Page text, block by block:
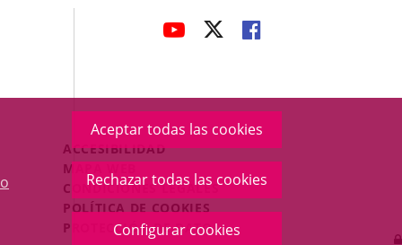
Aceptar todas las cookies
Rechazar todas las cookies
Configurar cookies
ENLACE
APLICACIÓN
EXTERNA.
ENLACE
APLICACIÓN
EXTERNA.
ENLACE
APLICACIÓN
EXTERNA.
Menú
Legal
Footer
ACCESIBILIDAD
MAPA WEB
CONDICIONES LEGALES
POLÍTICA DE COOKIES
PROTECCIÓN DE DATOS